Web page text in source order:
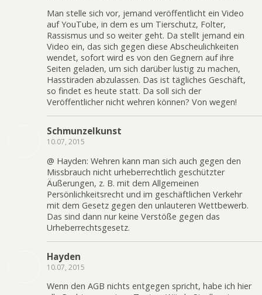
Man stelle sich vor, jemand veröffentlicht ein Video
auf YouTube, in dem es um Tierschutz, Folter,
Rassismus und so weiter geht. Da stellt jemand ein
Video ein, das sich gegen diese Abscheulichkeiten
wendet, sofort wird es von den Gegnern auf ihre
Seiten geladen, um sich darüber lustig zu machen,
Hasstiraden abzulassen. Das ist tägliches Geschäft,
so findet es heute statt. Da soll sich der
Veröffentlicher nicht wehren können? Von wegen!
Schmunzelkunst
10.07, 2015
@ Hayden: Wehren kann man sich auch gegen den
Missbrauch nicht urheberrechtlich geschützter
Äußerungen, z. B. mit dem Allgemeinen
Persönlichkeitsrecht und im geschäftlichen Verkehr
mit dem Gesetz gegen den unlauteren Wettbewerb.
Das sind dann nur keine Verstöße gegen das
Urheberrechtsgesetz.
Hayden
10.07, 2015
Wenn den AGB nichts entgegen spricht, habe ich hier